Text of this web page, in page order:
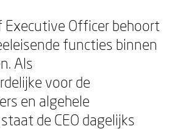
Executive Officer behoort
functies binnen
Als
voor de
en algehele
de CEO dagelijks